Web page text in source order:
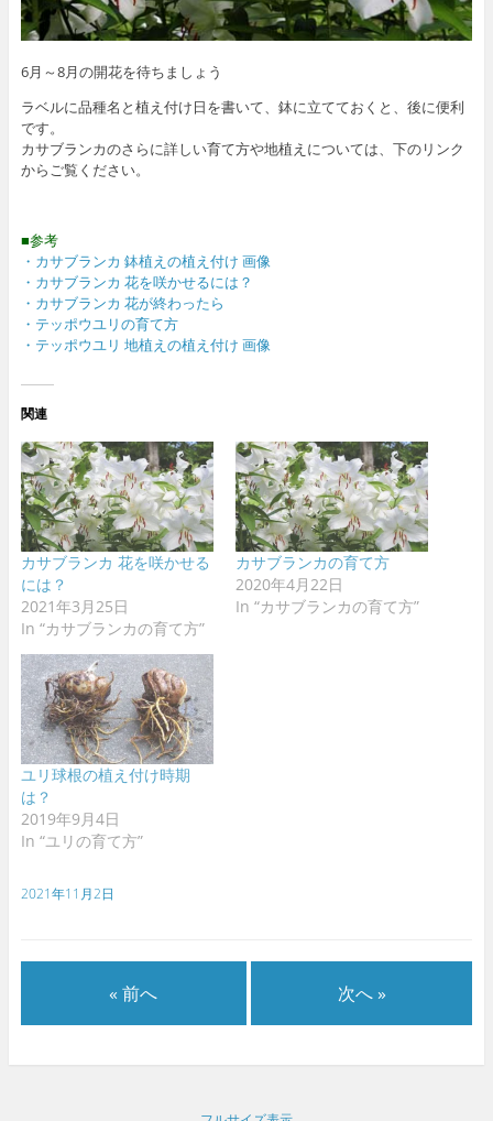
6月～8月の開花を待ちましょう
ラベルに品種名と植え付け日を書いて、鉢に立てておくと、後に便利
です。
カサブランカのさらに詳しい育て方や地植えについては、下のリンク
からご覧ください。
■参考
・カサブランカ 鉢植えの植え付け 画像
・カサブランカ 花を咲かせるには？
・カサブランカ 花が終わったら
・テッポウユリの育て方
・テッポウユリ 地植えの植え付け 画像
関連
カサブランカ 花を咲かせる
には？
2021年3月25日
In “カサブランカの育て方”
カサブランカの育て方
2020年4月22日
In “カサブランカの育て方”
ユリ球根の植え付け時期
は？
2019年9月4日
In “ユリの育て方”
2021年11月2日
« 前へ 次へ »